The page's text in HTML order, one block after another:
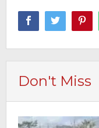
Don't Miss